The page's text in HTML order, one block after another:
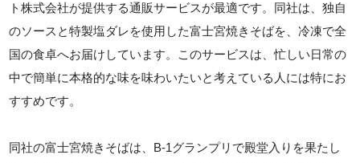
ト株式会社が提供する通販サービスが最適です。同社は、独自
のソースと特製塩ダレを使用した富士宮焼きそばを、冷凍で全
国の食卓へお届けしています。このサービスは、忙しい日常の
中で簡単に本格的な味を味わいたいと考えている人には特にお
すすめです。
同社の富士宮焼きそばは、B-1グランプリで殿堂入りを果たし